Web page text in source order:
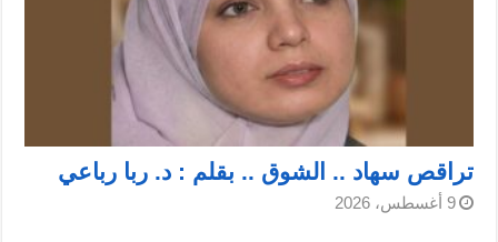
تراقص سهاد .. الشوق .. بقلم : د. ربا رباعي
9 أغسطس، 2026